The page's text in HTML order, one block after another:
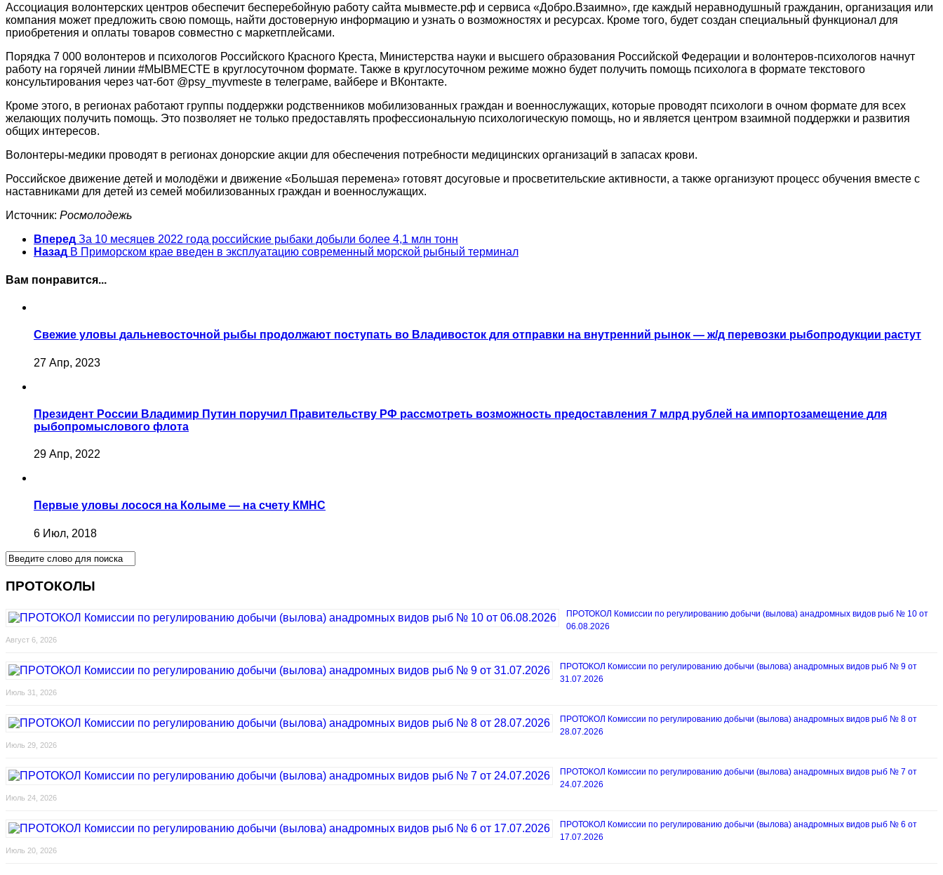
Ассоциация волонтерских центров обеспечит бесперебойную работу сайта мывместе.рф и сервиса «Добро.Взаимно», где каждый неравнодушный гражданин, организация или
компания может предложить свою помощь, найти достоверную информацию и узнать о возможностях и ресурсах. Кроме того, будет создан специальный функционал для
приобретения и оплаты товаров совместно с маркетплейсами.
Порядка 7 000 волонтеров и психологов Российского Красного Креста, Министерства науки и высшего образования Российской Федерации и волонтеров-психологов начнут
работу на горячей линии #МЫВМЕСТЕ в круглосуточном формате. Также в круглосуточном режиме можно будет получить помощь психолога в формате текстового
консультирования через чат-бот @psy_myvmeste в телеграме, вайбере и ВКонтакте.
Кроме этого, в регионах работают группы поддержки родственников мобилизованных граждан и военнослужащих, которые проводят психологи в очном формате для всех
желающих получить помощь. Это позволяет не только предоставлять профессиональную психологическую помощь, но и является центром взаимной поддержки и развития
общих интересов.
Волонтеры-медики проводят в регионах донорские акции для обеспечения потребности медицинских организаций в запасах крови.
Российское движение детей и молодёжи и движение «Большая перемена» готовят досуговые и просветительские активности, а также организуют процесс обучения вместе с
наставниками для детей из семей мобилизованных граждан и военнослужащих.
Источник: Росмолодежь
Вперед За 10 месяцев 2022 года российские рыбаки добыли более 4,1 млн тонн
Назад В Приморском крае введен в эксплуатацию современный морской рыбный терминал
Вам понравится...
Свежие уловы дальневосточной рыбы продолжают поступать во Владивосток для отправки на внутренний рынок — ж/д перевозки рыбопродукции растут
27 Апр, 2023
Президент России Владимир Путин поручил Правительству РФ рассмотреть возможность предоставления 7 млрд рублей на импортозамещение для
рыбопромыслового флота
29 Апр, 2022
Первые уловы лосося на Колыме — на счету КМНС
6 Июл, 2018
ПРОТОКОЛЫ
ПРОТОКОЛ Комиссии по регулированию добычи (вылова) анадромных видов рыб № 10 от
06.08.2026
Август 6, 2026
ПРОТОКОЛ Комиссии по регулированию добычи (вылова) анадромных видов рыб № 9 от
31.07.2026
Июль 31, 2026
ПРОТОКОЛ Комиссии по регулированию добычи (вылова) анадромных видов рыб № 8 от
28.07.2026
Июль 29, 2026
ПРОТОКОЛ Комиссии по регулированию добычи (вылова) анадромных видов рыб № 7 от
24.07.2026
Июль 24, 2026
ПРОТОКОЛ Комиссии по регулированию добычи (вылова) анадромных видов рыб № 6 от
17.07.2026
Июль 20, 2026